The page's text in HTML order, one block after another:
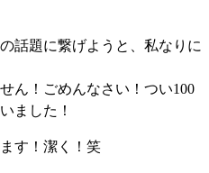
話題に繋げようと、私なりに
ん！ごめんなさい！つい100
ました！
す！潔く！笑